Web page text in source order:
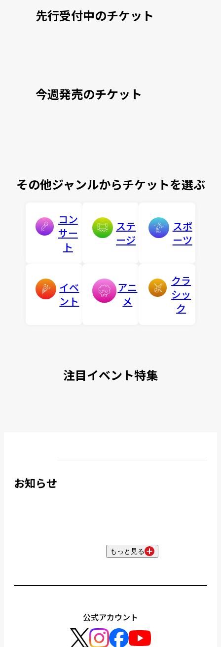
先行受付中のチケット
今週発売のチケット
その他ジャンルからチケットを選ぶ
コン
サー
ト
ステ
ージ
スポ
ーツ
イベ
ント
アニ
メ
クラ
シッ
ク
注目イベント特集
お知らせ
もっと見る
公式アカウント